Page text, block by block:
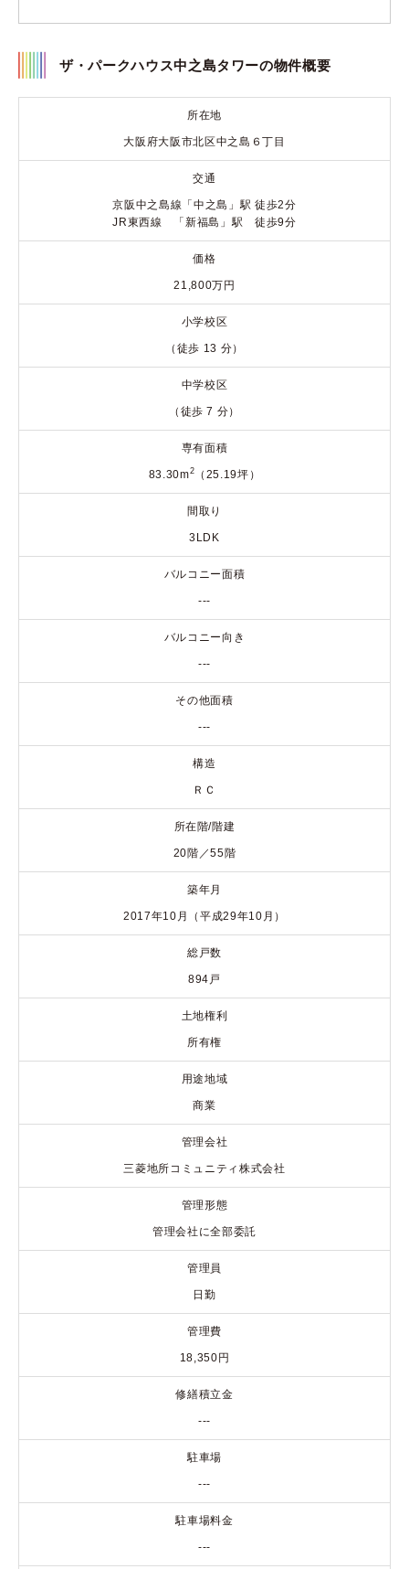
ザ・パークハウス中之島タワーの物件概要
所在地
大阪府大阪市北区中之島６丁目
交通
京阪中之島線「中之島」駅 徒歩2分
JR東西線 「新福島」駅 徒歩9分
価格
21,800万円
小学校区
（徒歩 13 分）
中学校区
（徒歩 7 分）
専有面積
83.30m2 （25.19坪）
間取り
3LDK
バルコニー面積
---
バルコニー向き
---
その他面積
---
構造
ＲＣ
所在階/階建
20階／55階
築年月
2017年10月（平成29年10月）
総戸数
894戸
土地権利
所有権
用途地域
商業
管理会社
三菱地所コミュニティ株式会社
管理形態
管理会社に全部委託
管理員
日勤
管理費
18,350円
修繕積立金
---
駐車場
---
駐車場料金
---